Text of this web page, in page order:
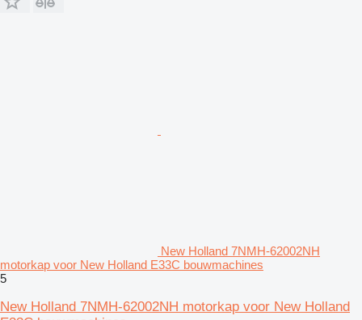
New Holland 7NMH-62002NH
motorkap voor New Holland E33C bouwmachines
5
New Holland 7NMH-62002NH motorkap voor New Holland